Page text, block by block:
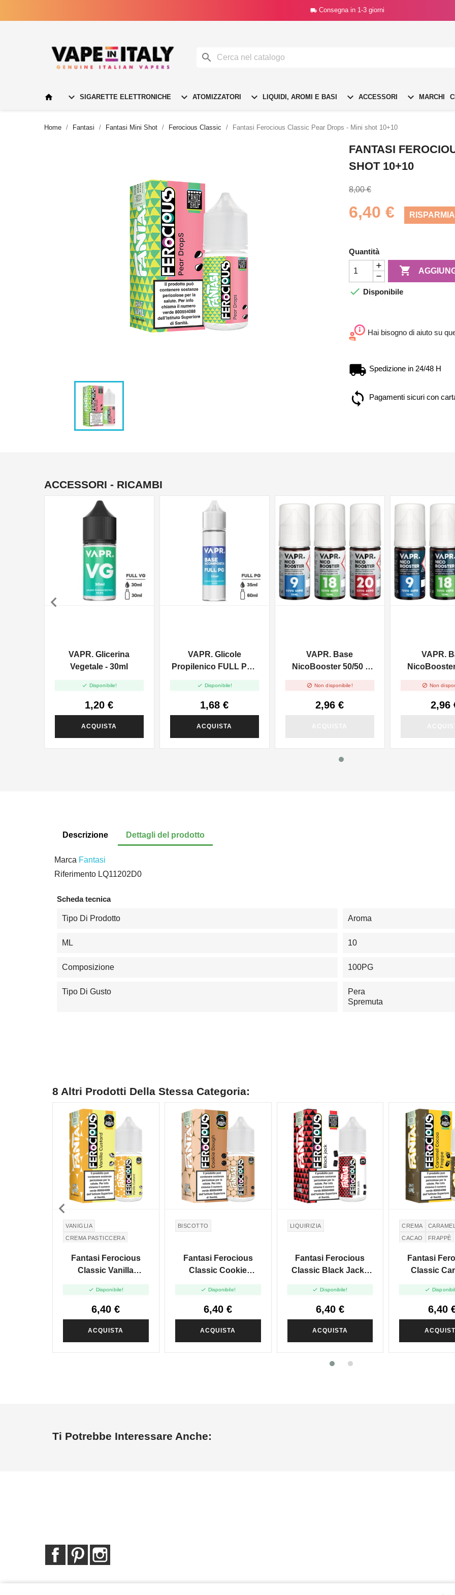
 Consegna in 1-3 giorni

  SIGARETTE ELETTRONICHE  ATOMIZZATORI  LIQUIDI, AROMI E BASI  ACCESSORI  MARCHI
Home Fantasi Fantasi Mini Shot Ferocious Classic Fantasi Ferocious Classic Pear Drops - Mini shot 10+10
FANTASI
SHOT 10+10
8,00 €
6,40 €
Quantità

 Disponibile
Hai bisogno di aiuto su
Spedizione in 24/48 H
Pagamenti sicuri con
ACCESSORI - RICAMBI
VAPR. Glicerina
Vegetale - 30ml
 Disponibile!
1,20 €
ACQUISTA
VAPR. Glicole
Propilenico FULL PG -
 Disponibile!
1,68 €
ACQUISTA
VAPR. Base
NicoBooster 50/50 -
 Non disponibile!
2,96 €
VAPR.
 Non
2,96

Descrizione Dettagli del prodotto
Marca Fantasi
Riferimento LQ11202D0
Scheda tecnica
Tipo Di Prodotto Aroma
ML 10
Composizione 100PG
Tipo Di Gusto
Pera
Spremuta
8 Altri Prodotti Della Stessa Categoria:
VANIGLIA
CREMA PASTICCERA
Fantasi Ferocious
Classic Vanilla
10+10
 Disponibile!
6,40 €
ACQUISTA
BISCOTTO
Fantasi Ferocious
Classic Cookie
10+10
 Disponibile!
6,40 €
ACQUISTA
LIQUIRIZIA
Fantasi Ferocious
Classic Black Jack -
 Disponibile!
6,40 €
ACQUISTA
CREMA
CACAO
FRAPPÈ
Fantasi
Classic
Shot

6,40

Ti Potrebbe Interessare Anche:
FacebookPinterest